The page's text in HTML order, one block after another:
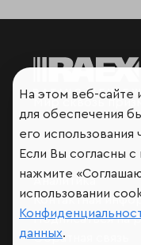
Мир сквозь
Аналитика
Контактная
Подписаться на
Обратная связь
На этом веб-сайте
для обеспечения
его
Если Вы согласны
нажмите
использовании
данных.